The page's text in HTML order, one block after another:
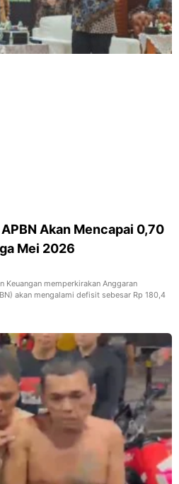
Akan Mencapai 0,70
Mei 2026
Keuangan memperkirakan Anggaran
akan mengalami defisit sebesar Rp 180,4